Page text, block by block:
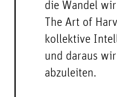
die Wandel
The Art of
kollektive
und daraus
abzuleiten.